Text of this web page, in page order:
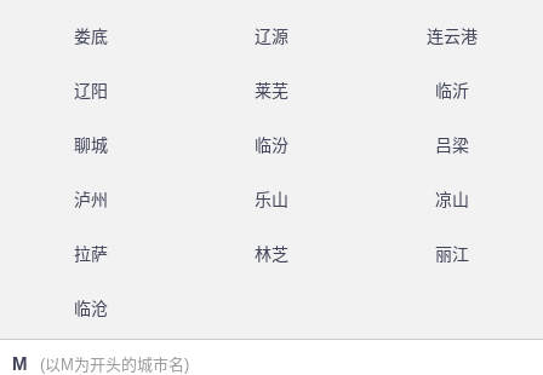
娄底 辽源 连云港
辽阳 莱芜 临沂
聊城 临汾 吕梁
泸州 乐山 凉山
拉萨 林芝 丽江
临沧
M (以M为开头的城市名)